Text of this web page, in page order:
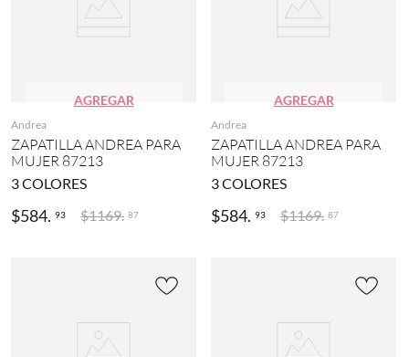
AGREGAR
Andrea
ZAPATILLA ANDREA PARA
MUJER 87213
3COLORES
$584. 93 $1169. 87
AGREGAR
Andrea
ZAPATILLA ANDREA PARA
MUJER 87213
3COLORES
$584. 93 $1169. 87